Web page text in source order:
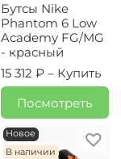
Бутсы Nike
Phantom 6 Low
Academy FG/MG
- красный
15 312 ₽ – Купить
Посмотреть
Новое
В наличии